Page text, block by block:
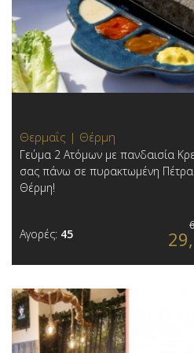
Θερμαΐς | Θέρμη
Γεύμα 2 Ατόμων με πανδαισία
σας πάνω σε πυρακτωμένη Πέτρα
Θέρμη!
Αγορές: 45